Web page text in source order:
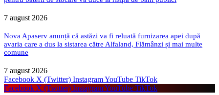
7 august 2026
Nova Apaserv anunță că astăzi va fi reluată furnizarea apei după
avaria care a dus la sistarea către Alfaland, Flămânzi și mai multe
comune
7 august 2026
Facebook X (Twitter) InstagramYouTube TikTok
Facebook X (Twitter) InstagramYouTube TikTok